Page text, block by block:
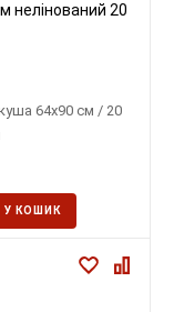
нелінований 20
64х90 см / 20
У КОШИК